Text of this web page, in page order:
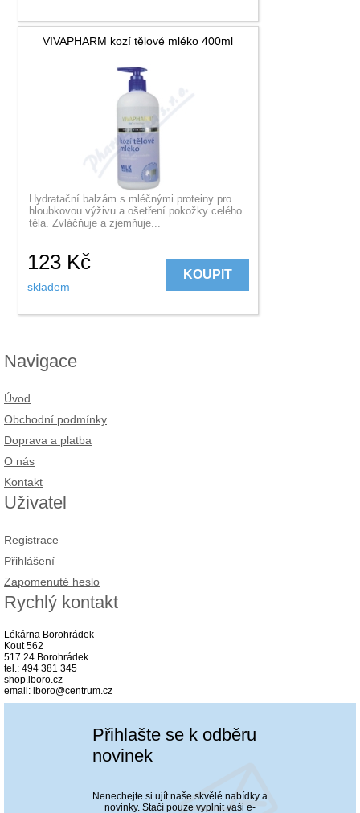
VIVAPHARM kozí tělové mléko 400ml
Hydratační balzám s mléčnými proteiny pro
hloubkovou výživu a ošetření pokožky celého
těla. Zvláčňuje a zjemňuje...
123 Kč
skladem
KOUPIT
Navigace
Úvod
Obchodní podmínky
Doprava a platba
O nás
Kontakt
Uživatel
Registrace
Přihlášení
Zapomenuté heslo
Rychlý kontakt
Lékárna Borohrádek
Kout 562
517 24 Borohrádek
tel.: 494 381 345
shop.lboro.cz
email: lboro@centrum.cz
Přihlašte se k odběru
novinek
Nenechejte si ujít naše skvělé nabídky a
novinky. Stačí pouze vyplnit vaši e-